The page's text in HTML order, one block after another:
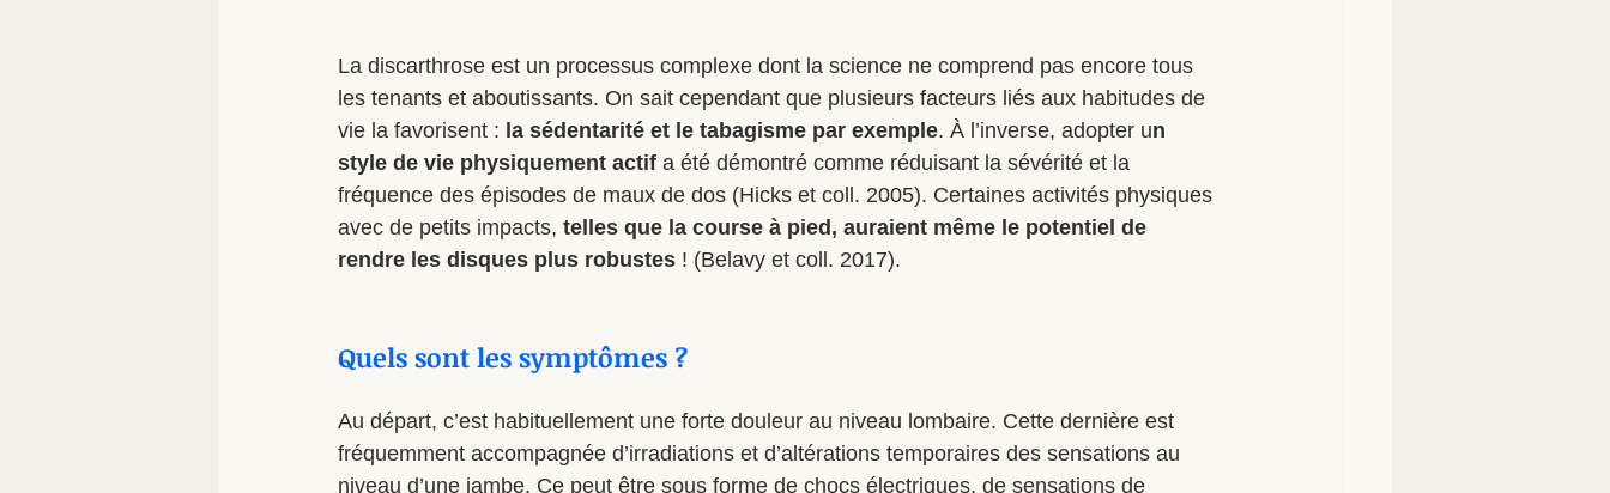
La discarthrose est un processus complexe dont la science ne comprend pas encore tous
les tenants et aboutissants. On sait cependant que plusieurs facteurs liés aux habitudes de
vie la favorisent : la sédentarité et le tabagisme par exemple. À l’inverse, adopter un
style de vie physiquement actif a été démontré comme réduisant la sévérité et la
fréquence des épisodes de maux de dos (Hicks et coll. 2005). Certaines activités physiques
avec de petits impacts, telles que la course à pied, auraient même le potentiel de
rendre les disques plus robustes ! (Belavy et coll. 2017).
Quels sont les symptômes ?
Au départ, c’est habituellement une forte douleur au niveau lombaire. Cette dernière est
fréquemment accompagnée d’irradiations et d’altérations temporaires des sensations au
niveau d’une jambe. Ce peut être sous forme de chocs électriques, de sensations de